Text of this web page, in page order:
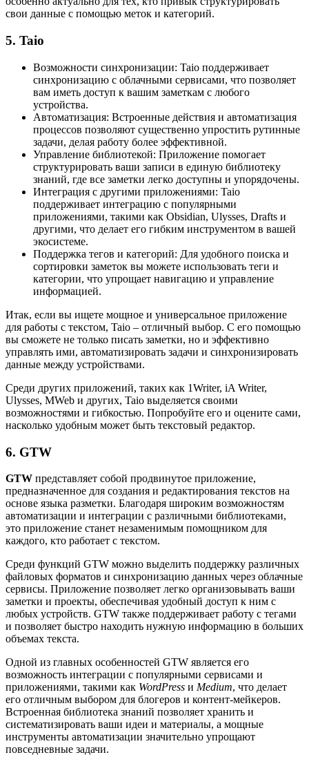
свои данные с помощью меток и категорий.
5. Taio
Возможности синхронизации: Taio поддерживает
синхронизацию с облачными сервисами, что позволяет
вам иметь доступ к вашим заметкам с любого
устройства.
Автоматизация: Встроенные действия и автоматизация
процессов позволяют существенно упростить рутинные
задачи, делая работу более эффективной.
Управление библиотекой: Приложение помогает
структурировать ваши записи в единую библиотеку
знаний, где все заметки легко доступны и упорядочены.
Интеграция с другими приложениями: Taio
поддерживает интеграцию с популярными
приложениями, такими как Obsidian, Ulysses, Drafts и
другими, что делает его гибким инструментом в вашей
экосистеме.
Поддержка тегов и категорий: Для удобного поиска и
сортировки заметок вы можете использовать теги и
категории, что упрощает навигацию и управление
информацией.
Итак, если вы ищете мощное и универсальное приложение
для работы с текстом, Taio – отличный выбор. С его помощью
вы сможете не только писать заметки, но и эффективно
управлять ими, автоматизировать задачи и синхронизировать
данные между устройствами.
Среди других приложений, таких как 1Writer, iA Writer,
Ulysses, MWeb и других, Taio выделяется своими
возможностями и гибкостью. Попробуйте его и оцените сами,
насколько удобным может быть текстовый редактор.
6. GTW
GTW представляет собой продвинутое приложение,
предназначенное для создания и редактирования текстов на
основе языка разметки. Благодаря широким возможностям
автоматизации и интеграции с различными библиотеками,
это приложение станет незаменимым помощником для
каждого, кто работает с текстом.
Среди функций GTW можно выделить поддержку различных
файловых форматов и синхронизацию данных через облачные
сервисы. Приложение позволяет легко организовывать ваши
заметки и проекты, обеспечивая удобный доступ к ним с
любых устройств. GTW также поддерживает работу с тегами
и позволяет быстро находить нужную информацию в больших
объемах текста.
Одной из главных особенностей GTW является его
возможность интеграции с популярными сервисами и
приложениями, такими как WordPress и Medium, что делает
его отличным выбором для блогеров и контент-мейкеров.
Встроенная библиотека знаний позволяет хранить и
систематизировать ваши идеи и материалы, а мощные
инструменты автоматизации значительно упрощают
повседневные задачи.